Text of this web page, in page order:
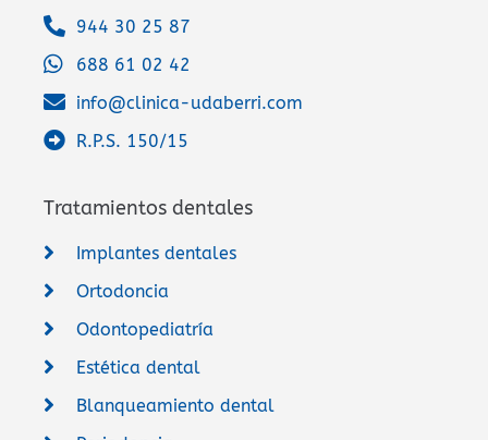
944 30 25 87
688 61 02 42
info@clinica-udaberri.com
R.P.S. 150/15
Tratamientos dentales
Implantes dentales
Ortodoncia
Odontopediatría
Estética dental
Blanqueamiento dental